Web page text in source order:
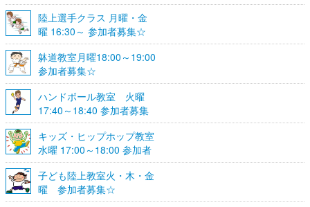
陸上選手クラス 月曜・金
曜 16:30～ 参加者募集☆
躰道教室月曜18:00～19:00
参加者募集☆
ハンドボール教室 火曜
17:40～18:40 参加者募集
☆
キッズ・ヒップホップ教室
水曜 17:00～18:00 参加者
募集☆
子ども陸上教室火・木・金
曜 参加者募集☆